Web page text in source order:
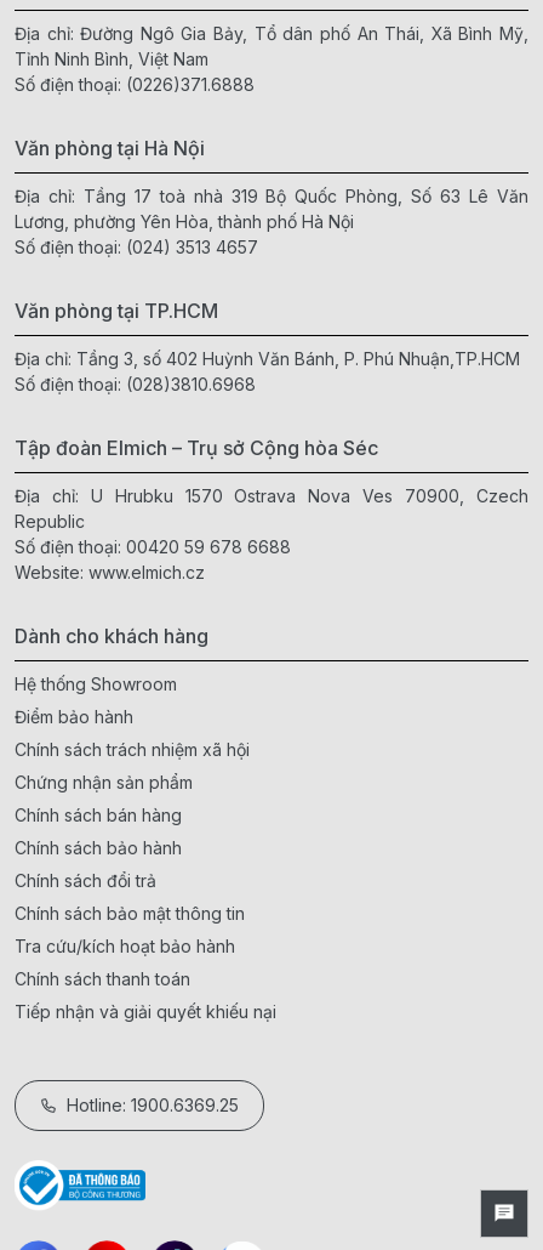
Địa chỉ: Đường Ngô Gia Bảy, Tổ dân phố An Thái, Xã Bình Mỹ,
Tỉnh Ninh Bình, Việt Nam
Số điện thoại: (0226)371.6888
Văn phòng tại Hà Nội
Địa chỉ: Tầng 17 toà nhà 319 Bộ Quốc Phòng, Số 63 Lê Văn
Lương, phường Yên Hòa, thành phố Hà Nội
Số điện thoại: (024) 3513 4657
Văn phòng tại TP.HCM
Địa chỉ: Tầng 3, số 402 Huỳnh Văn Bánh, P. Phú Nhuận,TP.HCM
Số điện thoại: (028)3810.6968
Tập đoàn Elmich – Trụ sở Cộng hòa Séc
Địa chỉ: U Hrubku 1570 Ostrava Nova Ves 70900, Czech
Republic
Số điện thoại: 00420 59 678 6688
Website: www.elmich.cz
Dành cho khách hàng
Hệ thống Showroom
Điểm bảo hành
Chính sách trách nhiệm xã hội
Chứng nhận sản phẩm
Chính sách bán hàng
Chính sách bảo hành
Chính sách đổi trả
Chính sách bảo mật thông tin
Tra cứu/kích hoạt bảo hành
Chính sách thanh toán
Tiếp nhận và giải quyết khiếu nại
Hotline: 1900.6369.25